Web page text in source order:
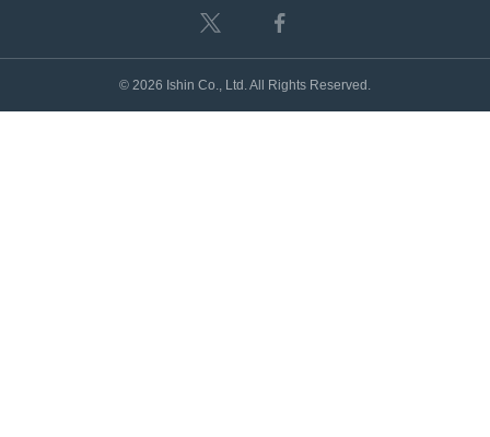
© 2026 Ishin Co., Ltd. All Rights Reserved.